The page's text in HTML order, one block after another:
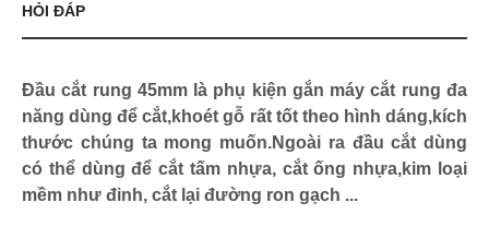
HỎI ĐÁP
Đầu cắt rung 45mm là phụ kiện gắn máy cắt rung đa
năng dùng để cắt,khoét gỗ rất tốt theo hình dáng,kích
thước chúng ta mong muốn.Ngoài ra đầu cắt dùng
có thể dùng để cắt tấm nhựa, cắt ống nhựa,kim loại
mềm như đinh, cắt lại đường ron gạch ...